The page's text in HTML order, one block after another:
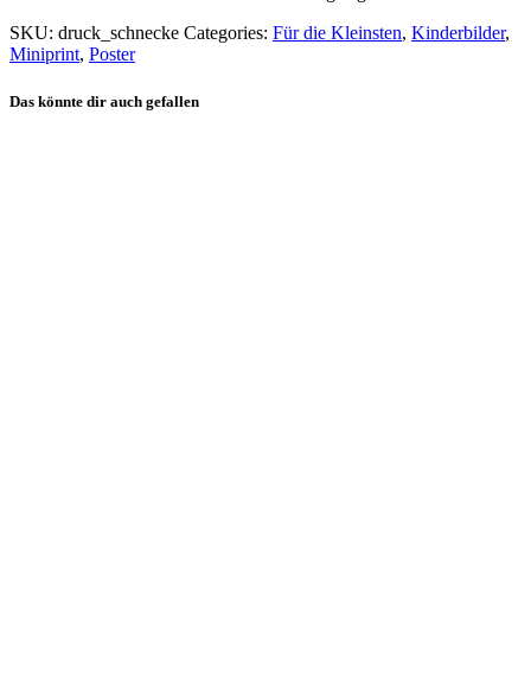
SKU: druck_schnecke Categories: Für die Kleinsten, Kinderbilder,
Miniprint, Poster
Das könnte dir auch gefallen